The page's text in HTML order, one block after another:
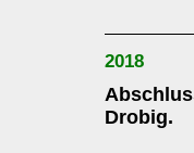
2018
Drobig.